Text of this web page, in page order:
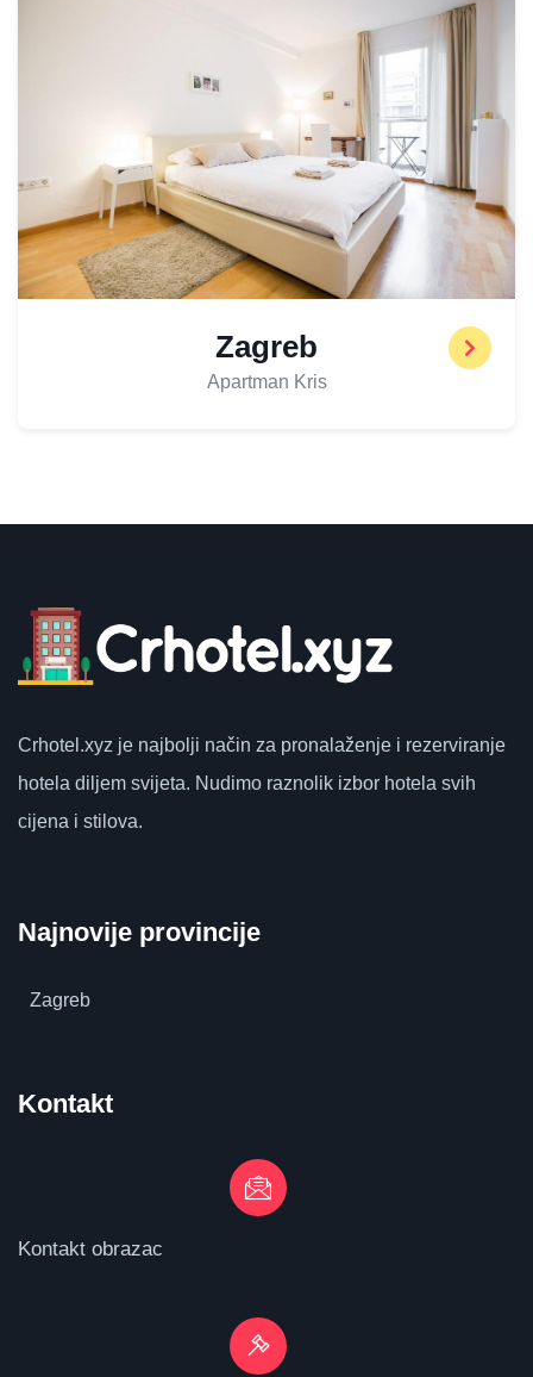
Zagreb
Apartman Kris
Crhotel.xyz je najbolji način za pronalaženje i rezerviranje
hotela diljem svijeta. Nudimo raznolik izbor hotela svih
cijena i stilova.
Najnovije provincije
Zagreb
Kontakt
Kontakt obrazac